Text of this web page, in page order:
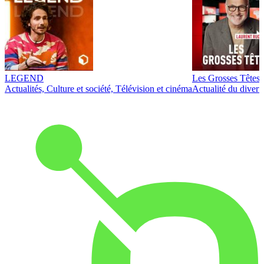
LEGEND
Actualités, Culture et société, Télévision et cinéma
Les Grosses Têtes
Actualité du